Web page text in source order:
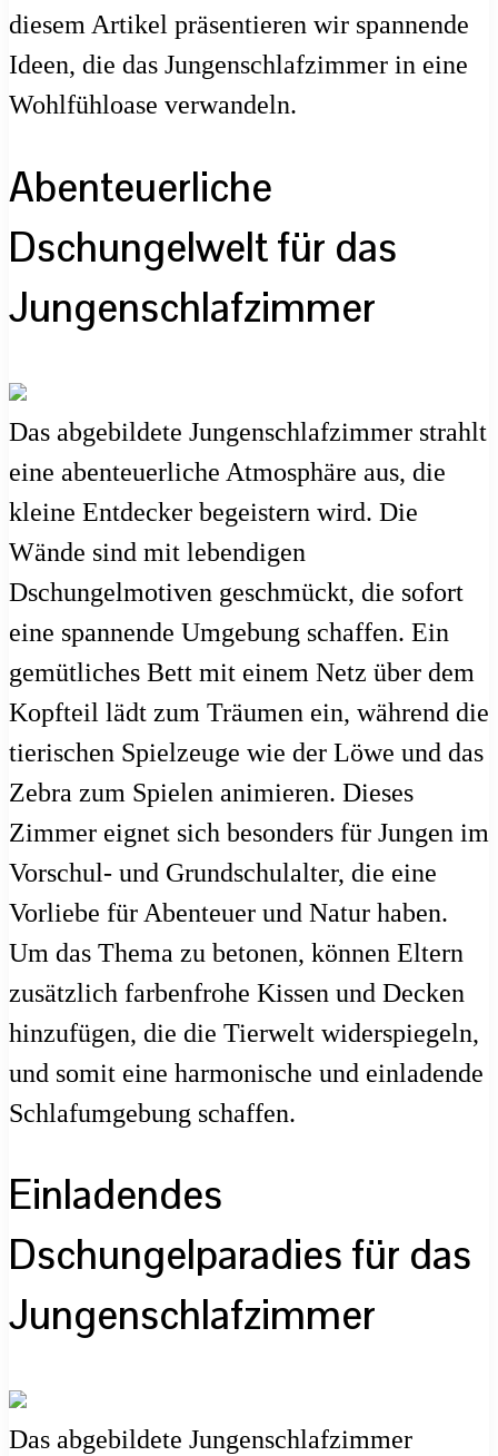
diesem Artikel präsentieren wir spannende
Ideen, die das Jungenschlafzimmer in eine
Wohlfühloase verwandeln.
Abenteuerliche
Dschungelwelt für das
Jungenschlafzimmer
Das abgebildete Jungenschlafzimmer strahlt
eine abenteuerliche Atmosphäre aus, die
kleine Entdecker begeistern wird. Die
Wände sind mit lebendigen
Dschungelmotiven geschmückt, die sofort
eine spannende Umgebung schaffen. Ein
gemütliches Bett mit einem Netz über dem
Kopfteil lädt zum Träumen ein, während die
tierischen Spielzeuge wie der Löwe und das
Zebra zum Spielen animieren. Dieses
Zimmer eignet sich besonders für Jungen im
Vorschul- und Grundschulalter, die eine
Vorliebe für Abenteuer und Natur haben.
Um das Thema zu betonen, können Eltern
zusätzlich farbenfrohe Kissen und Decken
hinzufügen, die die Tierwelt widerspiegeln,
und somit eine harmonische und einladende
Schlafumgebung schaffen.
Einladendes
Dschungelparadies für das
Jungenschlafzimmer
Das abgebildete Jungenschlafzimmer